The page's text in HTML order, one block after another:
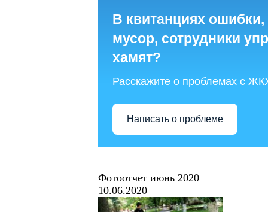
В квитанциях
мусор, сотрудники
хамят?
Расскажите о проблемах с
Написать о проблеме
Фотоотчет июнь 2020
10.06.2020